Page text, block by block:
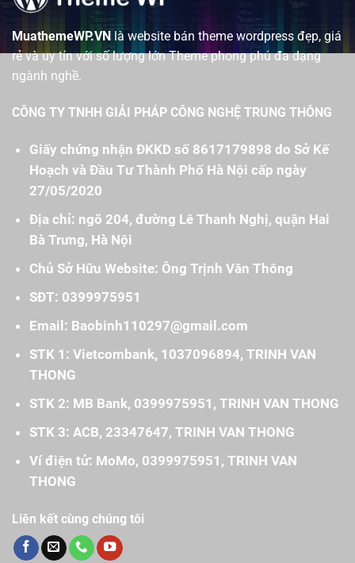
MuathemeWP.VNlà website bán theme wordpress đẹp, giá
rẻ và uy tín với số lượng lớn Theme phong phú đa dạng
ngành nghề.
CÔNG TY TNHH GIẢI PHÁP CÔNG NGHỆ TRUNG THÔNG
Giấy chứng nhận ĐKKD số 8617179898 do Sở Kế
Hoạch và Đầu Tư Thành Phố Hà Nội cấp ngày
27/05/2020
Địa chỉ: ngõ 204, đường Lê Thanh Nghị, quận Hai
Bà Trưng, Hà Nội
Chủ Sở Hữu Website: Ông Trịnh Văn Thông
SĐT: 0399975951
Email: Baobinh110297@gmail.com
STK 1: Vietcombank, 1037096894, TRINH VAN
THONG
STK 2: MB Bank, 0399975951, TRINH VAN THONG
STK 3: ACB, 23347647, TRINH VAN THONG
Ví điện tử: MoMo, 0399975951, TRINH VAN
THONG
Liên kết cùng chúng tôi